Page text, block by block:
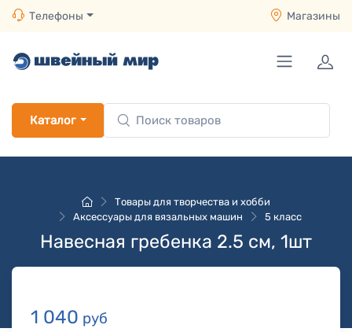
Телефоны Магазины
Каталог
Товары для творчества и хобби
Аксессуары для вязальных машин
5 класс
Навесная гребенка 2.5 см, 1шт
1 040 руб